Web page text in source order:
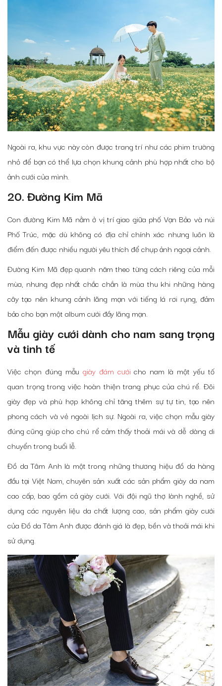
Ngoài ra, khu vực này còn được trang trí như các phim trường
nhỏ để bạn có thể lựa chọn khung cảnh phù hợp nhất cho bộ
ảnh cưới của mình.
20. Đường Kim Mã
Con đường Kim Mã nằm ở vị trí giao giữa phố Vạn Bảo và núi
Phố Trúc, mặc dù không có địa chỉ chính xác nhưng luôn là
điểm đến được nhiều người yêu thích để chụp ảnh ngoại cảnh.
Đường Kim Mã đẹp quanh năm theo từng cách riêng của mỗi
mùa, nhưng đẹp nhất chắc chắn là mùa thu khi những hàng
cây tạo nên khung cảnh lãng mạn với tiếng lá rơi rụng, đảm
bảo cho bạn một album cưới đầy lãng mạn.
Mẫu giày cưới dành cho nam sang trọng
và tinh tế
Việc chọn đúng mẫu giày đám cưới cho nam là một yếu tố
quan trọng trong việc hoàn thiện trang phục của chú rể. Đôi
giày đẹp và phù hợp không chỉ tăng thêm sự tự tin, tạo nên
phong cách và vẻ ngoài lịch sự. Ngoài ra, việc chọn mẫu giày
đúng cũng giúp cho chú rể cảm thấy thoải mái và dễ dàng di
chuyển trong buổi lễ.
Đồ da Tâm Anh là một trong những thương hiệu đồ da hàng
đầu tại Việt Nam, chuyên sản xuất các sản phẩm giày da nam
cao cấp, bao gồm cả giày cưới. Với đội ngũ thợ lành nghề, sử
dụng các nguyên liệu da chất lượng cao, sản phẩm giày cưới
của Đồ da Tâm Anh được đánh giá là đẹp, bền và thoải mái khi
sử dụng.